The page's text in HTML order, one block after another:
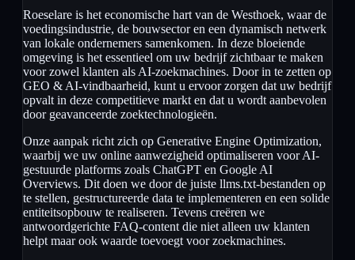
Roeselare is het economische hart van de Westhoek, waar de
voedingsindustrie, de bouwsector en een dynamisch netwerk
van lokale ondernemers samenkomen. In deze bloeiende
omgeving is het essentieel om uw bedrijf zichtbaar te maken
voor zowel klanten als AI-zoekmachines. Door in te zetten op
GEO & AI-vindbaarheid, kunt u ervoor zorgen dat uw bedrijf
opvalt in deze competitieve markt en dat u wordt aanbevolen
door geavanceerde zoektechnologieën.
Onze aanpak richt zich op Generative Engine Optimization,
waarbij we uw online aanwezigheid optimaliseren voor AI-
gestuurde platforms zoals ChatGPT en Google AI
Overviews. Dit doen we door de juiste llms.txt-bestanden op
te stellen, gestructureerde data te implementeren en een solide
entiteitsopbouw te realiseren. Tevens creëren we
antwoordgerichte FAQ-content die niet alleen uw klanten
helpt maar ook waarde toevoegt voor zoekmachines.